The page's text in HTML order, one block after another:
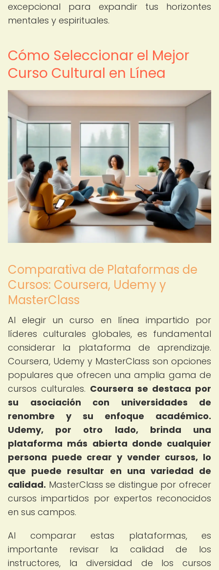
excepcional para expandir tus horizontes
mentales y espirituales.
Cómo Seleccionar el Mejor
Curso Cultural en Línea
Comparativa de Plataformas de
Cursos: Coursera, Udemy y
MasterClass
Al elegir un curso en línea impartido por
líderes culturales globales, es fundamental
considerar la plataforma de aprendizaje.
Coursera, Udemy y MasterClass son opciones
populares que ofrecen una amplia gama de
cursos culturales. Coursera se destaca por
su asociación con universidades de
renombre y su enfoque académico.
Udemy, por otro lado, brinda una
plataforma más abierta donde cualquier
persona puede crear y vender cursos, lo
que puede resultar en una variedad de
calidad. MasterClass se distingue por ofrecer
cursos impartidos por expertos reconocidos
en sus campos.
Al comparar estas plataformas, es
importante revisar la calidad de los
instructores, la diversidad de los cursos